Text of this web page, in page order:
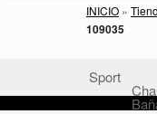
INICIO »
109035
Sport